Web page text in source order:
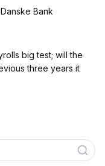
Bank
big test; will the
three years it